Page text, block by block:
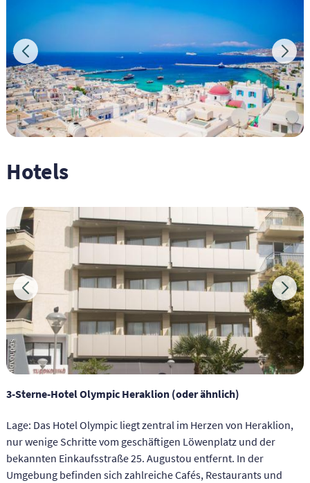
Hotels
3-Sterne-Hotel Olympic Heraklion (oder ähnlich)
Lage: Das Hotel Olympic liegt zentral im Herzen von Heraklion,
nur wenige Schritte vom geschäftigen Löwenplatz und der
bekannten Einkaufsstraße 25. Augustou entfernt. In der
Umgebung befinden sich zahlreiche Cafés, Restaurants und